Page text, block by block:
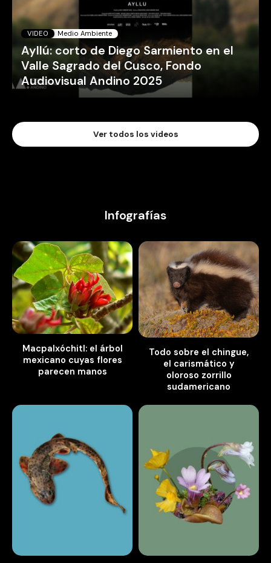
VIDEO Medio Ambiente
Ayllú: corto de Diego Sarmiento en el
Valle Sagrado del Cusco, Fondo
Audiovisual Andino 2025
Ver todos los videos
Infografías
Macpalxóchitl: el árbol
mexicano cuyas flores
parecen manos
Todo sobre el chingue,
el carismático y
oloroso zorrillo
sudamericano